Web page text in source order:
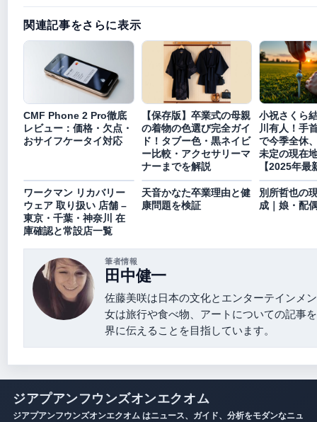
関連記事をさらに表示
CMF Phone 2 Pro徹底
レビュー：価格・欠点・
おサイフケータイ対応
【保存版】卒業式の母親
の着物の色選び完全ガイ
ド！タブー色・黒ネイビ
ー比較・アクセサリーマ
ナーまでを解説
小祝さくら
川有人！手
で今季全休
未定の現在
【2025年最
ワークマン リカバリー
ウェア 取り扱い 店舗 –
東京・千葉・神奈川 在
庫確認と常設店一覧
天音かなた卒業理由と健
康問題を検証
別所哲也の
成｜娘・配
筆者情報
田中健一
佐藤美咲は日本の文化とエンターテインメ
女は旅行や食べ物、アートについての記事
界に伝えることを目指しています。
ジアプアンフウンズオンエクオム
ジアプアンフウンズオンエクオム はニュース、ガイド、分析をモダンなニュ